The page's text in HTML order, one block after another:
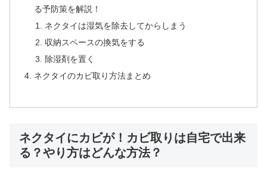
る予防策を解説！
ネクタイは湿気を除去してからしまう
収納スペースの換気をする
除湿剤を置く
ネクタイのカビ取り方法まとめ
ネクタイにカビが！カビ取りは自宅で出来
る？やり方はどんな方法？